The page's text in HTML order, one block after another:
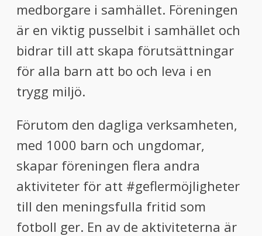
medborgare i samhället. Föreningen
är en viktig pusselbit i samhället och
bidrar till att skapa förutsättningar
för alla barn att bo och leva i en
trygg miljö.
Förutom den dagliga verksamheten,
med 1000 barn och ungdomar,
skapar föreningen flera andra
aktiviteter för att #geflermöjligheter
till den meningsfulla fritid som
fotboll ger. En av de aktiviteterna är